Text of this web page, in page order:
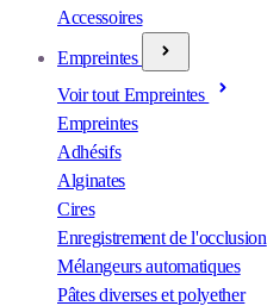
Accessoires
Empreintes
Voir tout Empreintes
Empreintes
Adhésifs
Alginates
Cires
Enregistrement de l'occlusion
Mélangeurs automatiques
Pâtes diverses et polyether